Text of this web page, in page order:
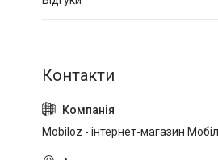
Mobiloz - інтернет-магазин